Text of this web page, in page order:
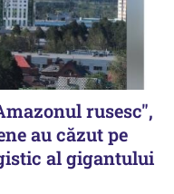
rusesc",
au căzut pe
al gigantului